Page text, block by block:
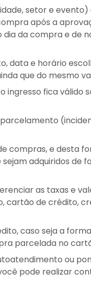
setor e
após a
da compra e de
data e horário
que do mesmo
ingresso fica válido
compras, e desta
adquiridos de
as taxas e
de crédito,
caso seja a
parcelada no
ou
pode realizar